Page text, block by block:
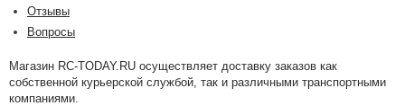
Отзывы
Вопросы
Магазин RC-TODAY.RU осуществляет доставку заказов как
собственной курьерской службой, так и различными транспортными
компаниями.